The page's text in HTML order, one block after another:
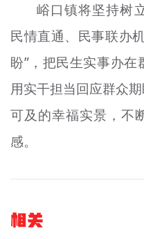
峪口镇将坚持树
民情直通、民事联办
盼”，把民生实事办在
用实干担当回应群众
可及的幸福实景，不
感。
相关